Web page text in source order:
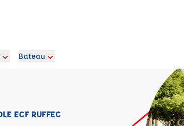
Bateau
ECF RUFFEC